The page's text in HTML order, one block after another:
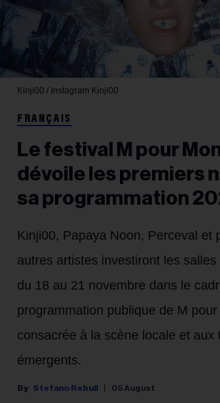
Kinji00 / Instagram Kinji00
FRANÇAIS
Le festival M pour
dévoile les premiers
sa programmation
Kinji00, Papaya Noon, Perceval et
autres artistes investiront les
du 18 au 21 novembre dans le
programmation publique de M pour
consacrée à la scène locale et aux
émergents.
Stefano Rebuli 05 August